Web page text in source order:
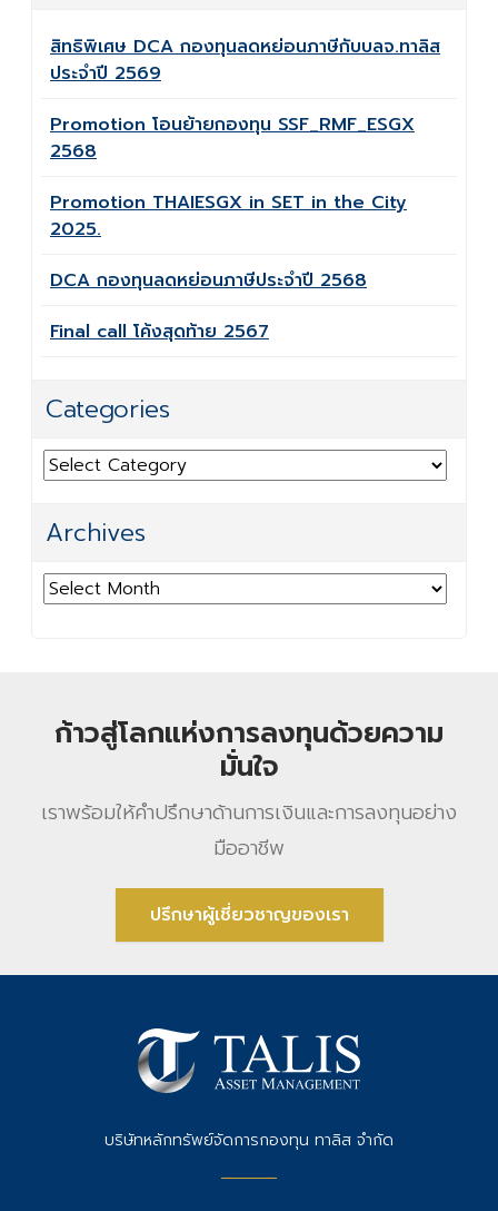
สิทธิพิเศษ DCA กองทุนลดหย่อนภาษีกับบลจ.ทาลิส
ประจำปี 2569
Promotion โอนย้ายกองทุน SSF_RMF_ESGX
2568
Promotion THAIESGX in SET in the City
2025.
DCA กองทุนลดหย่อนภาษีประจำปี 2568
Final call โค้งสุดท้าย 2567
Categories
Categories
Archives
Archives
ก้าวสู่โลกแห่งการลงทุนด้วยความ
มั่นใจ
เราพร้อมให้คําปรึกษาด้านการเงินและการลงทุนอย่าง
มืออาชีพ
ปรึกษาผู้เชี่ยวชาญของเรา
บริษัทหลักทรัพย์จัดการกองทุน ทาลิส จำกัด